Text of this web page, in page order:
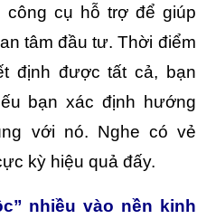
công cụ hỗ trợ để giúp
tâm đầu tư. Thời điểm
định được tất cả, bạn
bạn xác định hướng
với nó. Nghe có vẻ
kỳ hiệu quả đấy.
nhiều vào nền kinh